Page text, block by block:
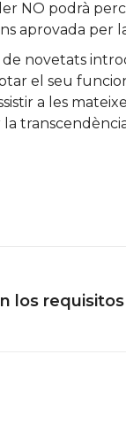
NO podrà
aprovada per
novetats
el seu
a les
los